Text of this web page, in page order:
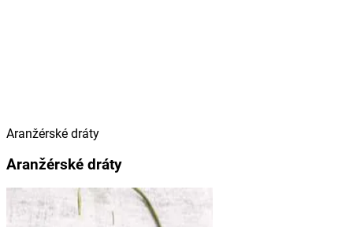
Aranžérské dráty
Aranžérské dráty